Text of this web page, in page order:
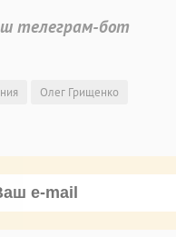
телеграм-бот
Олег Грищенко